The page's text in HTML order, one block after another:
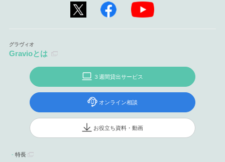
Gravioとは
３週間貸出サービス
オンライン相談
お役立ち資料・動画
特長